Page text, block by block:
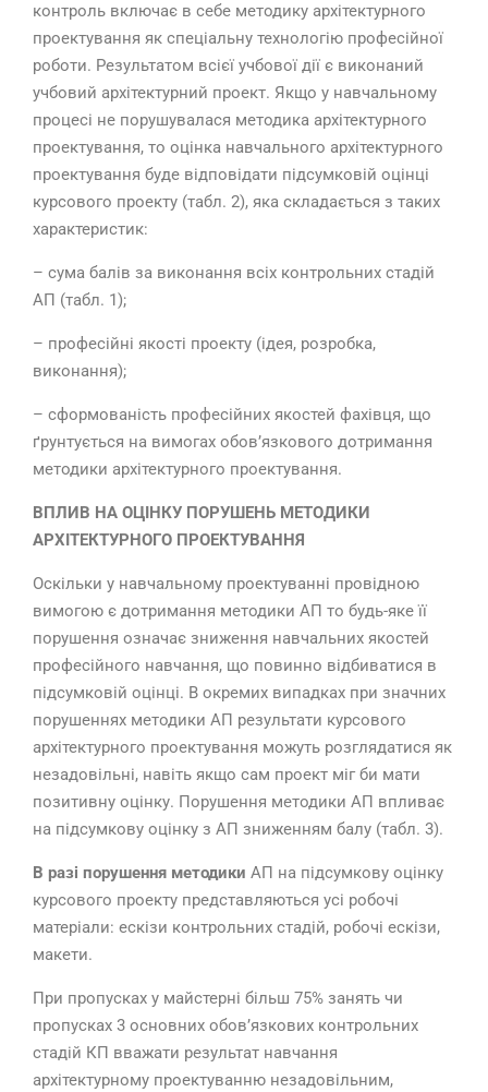
контроль включає в себе методику архітектурного
проектування як спеціальну технологію професійної
роботи. Результатом всієї учбової дії є виконаний
учбовий архітектурний проект. Якщо у навчальному
процесі не порушувалася методика архітектурного
проектування, то оцінка навчального архітектурного
проектування буде відповідати підсумковій оцінці
курсового проекту (табл. 2), яка складається з таких
характеристик:
– сума балів за виконання всіх контрольних стадій
АП (табл. 1);
– професійні якості проекту (ідея, розробка,
виконання);
– сформованість професійних якостей фахівця, що
ґрунтується на вимогах обов’язкового дотримання
методики архітектурного проектування.
ВПЛИВ НА ОЦІНКУ ПОРУШЕНЬ МЕТОДИКИ
АРХІТЕКТУРНОГО ПРОЕКТУВАННЯ
Оскільки у навчальному проектуванні провідною
вимогою є дотримання методики АП то будь-яке її
порушення означає зниження навчальних якостей
професійного навчання, що повинно відбиватися в
підсумковій оцінці. В окремих випадках при значних
порушеннях методики АП результати курсового
архітектурного проектування можуть розглядатися як
незадовільні, навіть якщо сам проект міг би мати
позитивну оцінку. Порушення методики АП впливає
на підсумкову оцінку з АП зниженням балу (табл. 3).
В разі порушення методики АП на підсумкову оцінку
курсового проекту представляються усі робочі
матеріали: ескізи контрольних стадій, робочі ескізи,
макети.
При пропусках у майстерні більш 75% занять чи
пропусках 3 основних обов’язкових контрольних
стадій КП вважати результат навчання
архітектурному проектуванню незадовільним,